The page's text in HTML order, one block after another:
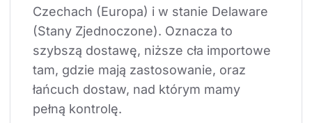
Czechach (Europa) i w stanie Delaware
(Stany Zjednoczone). Oznacza to
szybszą dostawę, niższe cła importowe
tam, gdzie mają zastosowanie, oraz
łańcuch dostaw, nad którym mamy
pełną kontrolę.